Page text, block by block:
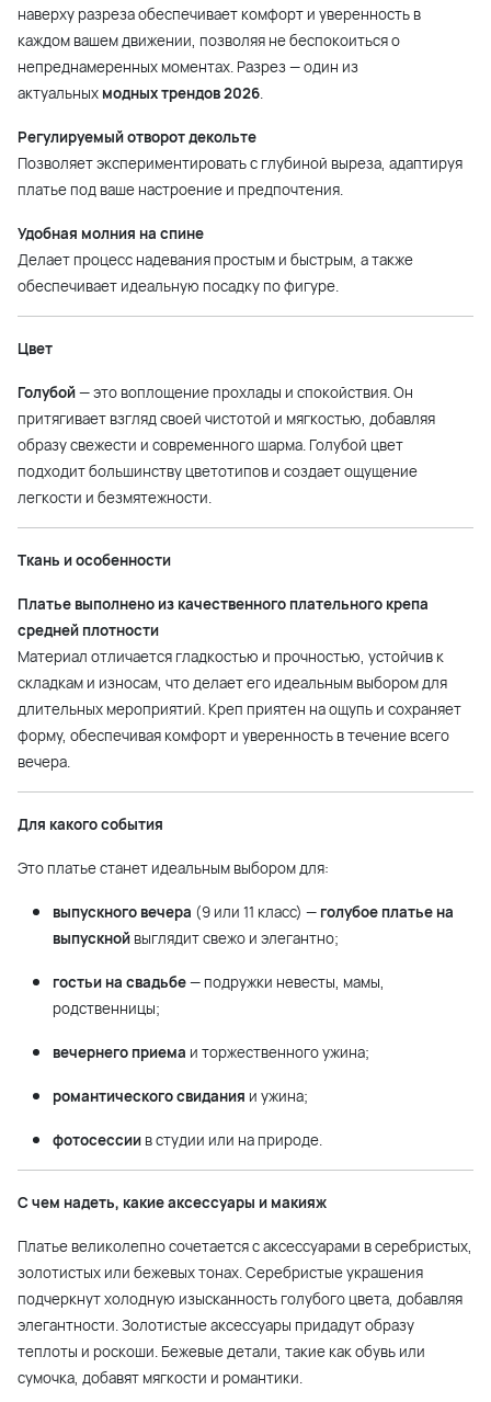
наверху разреза обеспечивает комфорт и уверенность в
каждом вашем движении, позволяя не беспокоиться о
непреднамеренных моментах. Разрез — один из
актуальных модных трендов 2026.
Регулируемый отворот декольте
Позволяет экспериментировать с глубиной выреза, адаптируя
платье под ваше настроение и предпочтения.
Удобная молния на спине
Делает процесс надевания простым и быстрым, а также
обеспечивает идеальную посадку по фигуре.
Цвет
Голубой— это воплощение прохлады и спокойствия. Он
притягивает взгляд своей чистотой и мягкостью, добавляя
образу свежести и современного шарма. Голубой цвет
подходит большинству цветотипов и создает ощущение
легкости и безмятежности.
Ткань и особенности
Платье выполнено из качественного плательного крепа
средней плотности
Материал отличается гладкостью и прочностью, устойчив к
складкам и износам, что делает его идеальным выбором для
длительных мероприятий. Креп приятен на ощупь и сохраняет
форму, обеспечивая комфорт и уверенность в течение всего
вечера.
Для какого события
Это платье станет идеальным выбором для:
выпускного вечера (9 или 11 класс) — голубое платье на
выпускной выглядит свежо и элегантно;
гостьи на свадьбе— подружки невесты, мамы,
родственницы;
вечернего приема и торжественного ужина;
романтического свидания и ужина;
фотосессии в студии или на природе.
С чем надеть, какие аксессуары и макияж
Платье великолепно сочетается с аксессуарами в серебристых,
золотистых или бежевых тонах. Серебристые украшения
подчеркнут холодную изысканность голубого цвета, добавляя
элегантности. Золотистые аксессуары придадут образу
теплоты и роскоши. Бежевые детали, такие как обувь или
сумочка, добавят мягкости и романтики.